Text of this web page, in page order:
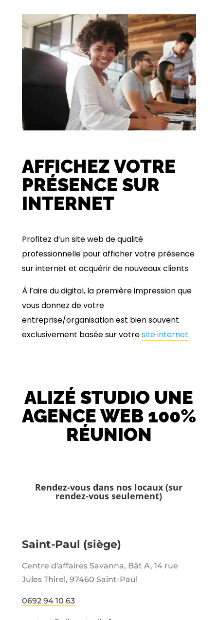
AFFICHEZ VOTRE
PRÉSENCE SUR
INTERNET
Profitez d’un site web de qualité
professionnelle pour afficher votre présence
sur internet et acquérir de nouveaux clients
À l’aire du digital, la première impression que
vous donnez de votre
entreprise/organisation est bien souvent
exclusivement basée sur votresite internet.
ALIZÉ STUDIO UNE
AGENCE WEB 100%
RÉUNION
Rendez-vous dans nos locaux (sur
rendez-vous seulement)
Saint-Paul (siège)
Centre d'affaires Savanna, Bât A, 14 rue
Jules Thirel, 97460 Saint-Paul
0692 94 10 63